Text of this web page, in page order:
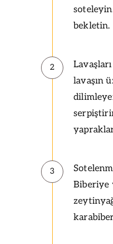
bekletin.
2
lavaşın
3
Biberiye